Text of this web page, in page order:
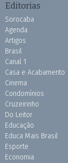
Editorias
Sorocaba
Agenda
Artigos
Brasil
Canal 1
Casa e Acabamento
Cinema
Condomínios
Cruzeirinho
Do Leitor
Educação
Educa Mais Brasil
Esporte
Economia